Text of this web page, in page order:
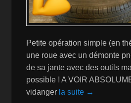
Petite opération simple (en
une roue avec un démonte
de sa jante avec des outils
possible ! A VOIR
vidanger la suite →